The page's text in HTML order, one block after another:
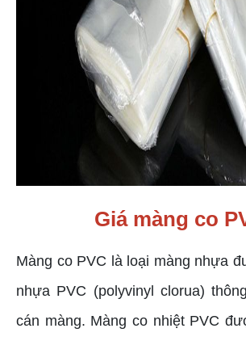
Giá màng co
Màng co PVC là loại màng nhựa
nhựa PVC (polyvinyl clorua)
cán màng. Màng co nhiệt PVC